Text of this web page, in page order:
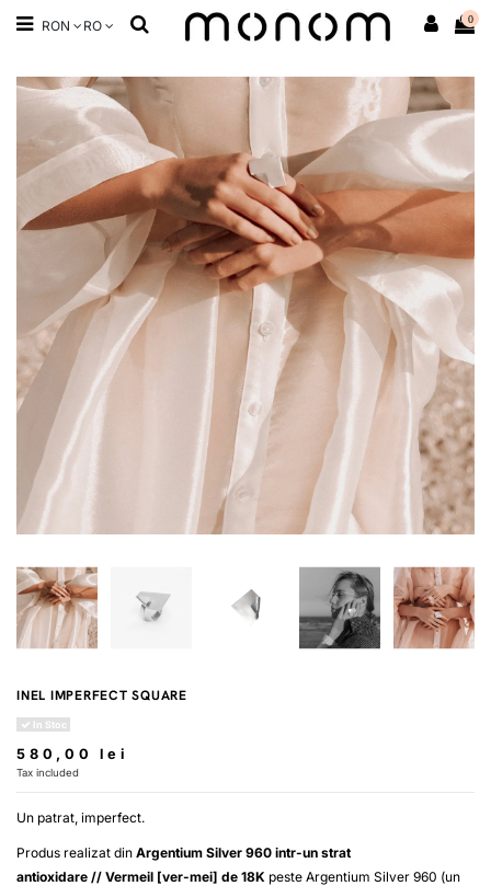
RON RO 0
INEL IMPERFECT SQUARE
In Stoc
580,00 lei
Tax included
Un patrat, imperfect.
Produs realizat din Argentium Silver 960 intr-un strat
antioxidare // Vermeil [ver-mei] de 18K peste Argentium Silver 960 (un